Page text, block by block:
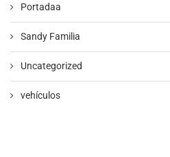
Portadaa
Sandy Familia
Uncategorized
vehículos